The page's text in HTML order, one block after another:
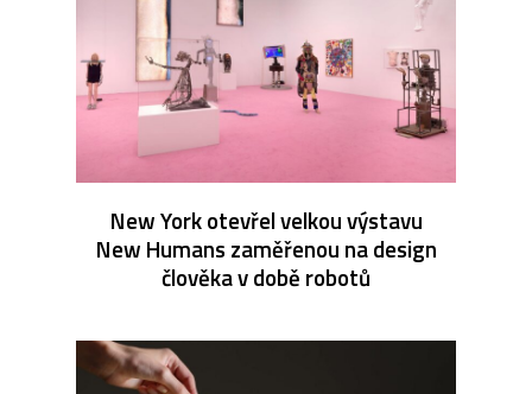
New York otevřel velkou výstavu
New Humans zaměřenou na design
člověka v době robotů